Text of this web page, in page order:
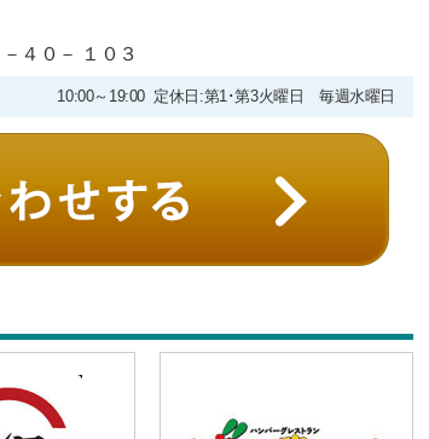
４０－ １０３
10:00～19:00 定休日:第1･第3火曜日 毎週水曜日